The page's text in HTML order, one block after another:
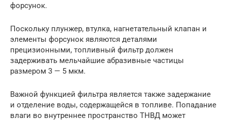
форсунок.
Поскольку плунжер, втулка, нагнетательный клапан и
элементы форсунок являются деталями
прецизионными, топливный фильтр должен
задерживать мельчайшие абразивные частицы
размером 3 — 5 мкм.
Важной функцией фильтра является также задержание
и отделение воды, содержащейся в топливе. Попадание
влаги во внутреннее пространство ТНВД может